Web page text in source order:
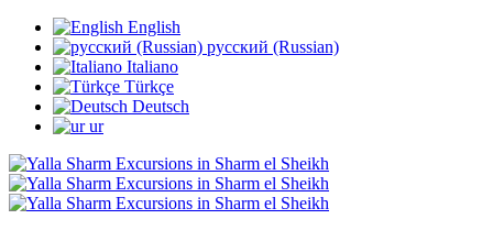
English
русский (Russian)
Italiano
Türkçe
Deutsch
ur